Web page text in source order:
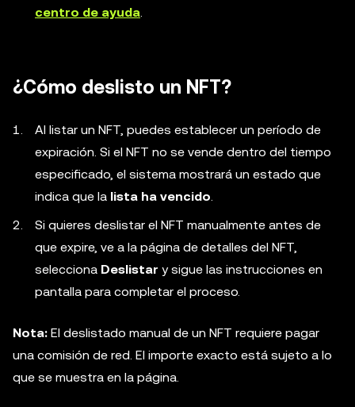
centro de ayuda
¿Cómo deslisto un NFT?
Al listar un NFT, puedes establecer un período de
expiración. Si el NFT no se vende dentro del tiempo
especificado, el sistema mostrará un estado que
indica que la lista ha vencido
Si quieres deslistar el NFT manualmente antes de
que expire, ve a la página de detalles del NFT,
selecciona Deslistar y sigue las instrucciones en
pantalla para completar el proceso.
Nota: El deslistado manual de un NFT requiere pagar
una comisión de red. El importe exacto está sujeto a lo
que se muestra en la página.